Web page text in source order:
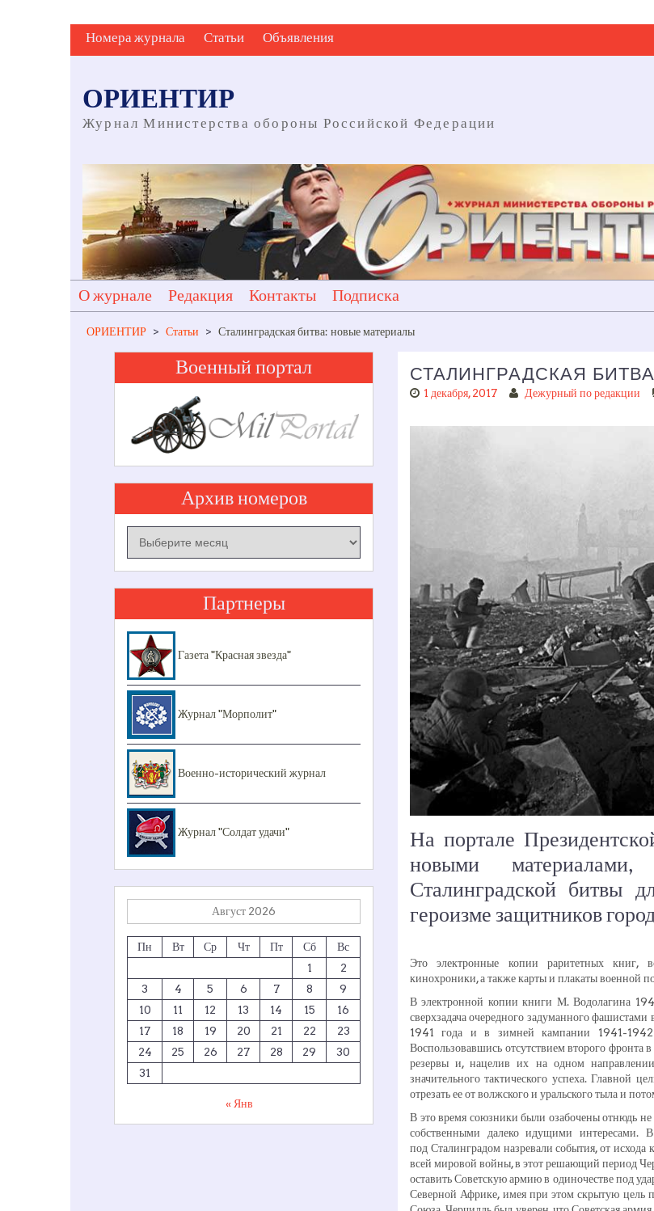
Skip
to
Номера журнала Статьи Объявления
ОРИЕНТИР
Журнал Министерства обороны Российской Федерации
О журнале Редакция Контакты Подписка
ОРИЕНТИР > Статьи > Сталинградская битва: новые материалы
СТАЛИНГРАДСКАЯ
1 декабря, 2017 Дежурный по редакции
На портале
новыми
Сталинградской битвы
героизме защитников
Это электронные копии раритетных книг,
кинохроники, а также карты и плакаты военной
В электронной копии книги М. Водолагина
сверхзадача очередного задуманного
1941 года и в зимней кампании 1941-1942
Воспользовавшись отсутствием второго
резервы и, нацелив их на одном
значительного тактического успеха. Главной
отрезать ее от волжского и уральского тыла и
В это время союзники были озабочены отнюдь
собственными далеко идущими интересами.
под Сталинградом назревали события, от
всей мировой войны, в этот решающий период
оставить Советскую армию в одиночестве под
Северной Африке, имея при этом скрытую цель
Военный портал
Архив номеров
номеров
Партнеры
Газета "Красная звезда"
Журнал "Морполит"
Военно-исторический журнал
Журнал "Солдат удачи"
Август 2026
Пн Вт Ср Чт Пт Сб
Вс
1
2
3
4 5 6 7 8
9
10
11 12 13 14 15
16
17
18 19 20 21 22
23
24
25 26 27 28 29
30
31
« Янв